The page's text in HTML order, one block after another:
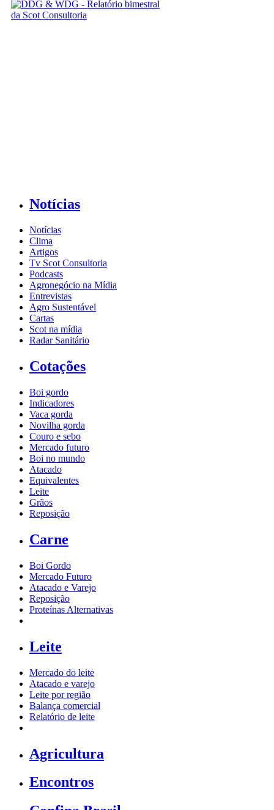
Notícias
Notícias
Clima
Artigos
Tv Scot Consultoria
Podcasts
Agronegócio na Mídia
Entrevistas
Agro Sustentável
Cartas
Scot na mídia
Radar Sanitário
Cotações
Boi gordo
Indicadores
Vaca gorda
Novilha gorda
Couro e sebo
Mercado futuro
Boi no mundo
Atacado
Equivalentes
Leite
Grãos
Reposição
Carne
Boi Gordo
Mercado Futuro
Atacado e Varejo
Reposição
Proteínas Alternativas
Leite
Mercado do leite
Atacado e varejo
Leite por região
Balança comercial
Relatório de leite
Agricultura
Encontros